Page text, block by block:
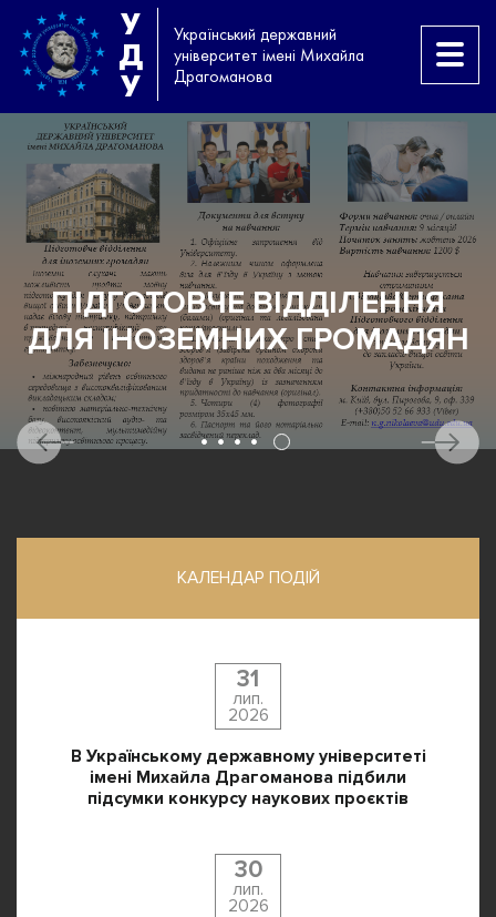
У
Д
У
Український державний
університет імені Михайла
Драгоманова
ПІДГОТОВЧЕ ВІДДІЛЕННЯ
ДЛЯ ІНОЗЕМНИХ ГРОМАДЯН
КАЛЕНДАР ПОДІЙ
31
лип.
2026
В Українському державному університеті
імені Михайла Драгоманова підбили
підсумки конкурсу наукових проєктів
30
лип.
2026